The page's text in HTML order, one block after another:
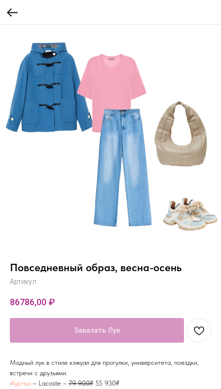
Повседневный образ, весна-осень
Артикул:
86786,00 ₽
Заказать Лук
Модный лук в стиле кэжуал для прогулки, университета, поездки,
встречи с друзьями.
•Куртка – Lacoste – 79 900₽ 55 930₽